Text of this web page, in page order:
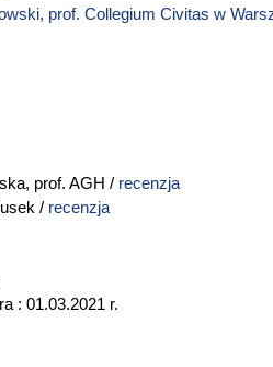
prof. Collegium Civitas w
prof. AGH / recenzja
/ recenzja
: 01.03.2021 r.